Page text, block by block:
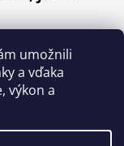
umožnili
a vďaka
výkon a